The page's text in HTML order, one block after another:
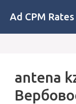
Ad CPM Rates
antena